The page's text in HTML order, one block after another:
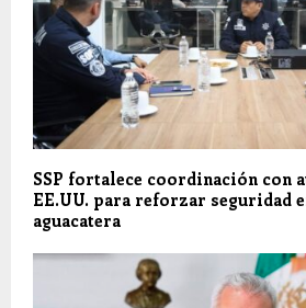
SSP fortalece coordinación con
EE.UU. para reforzar seguridad
aguacatera